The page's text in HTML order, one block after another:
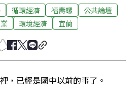
循環經濟 福壽螺
公共論壇
環境經濟 宜蘭
，已經是國中以前的事了。